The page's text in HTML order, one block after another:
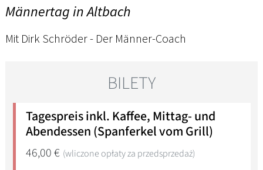
Männertag in Altbach
Mit Dirk Schröder - Der Männer-Coach